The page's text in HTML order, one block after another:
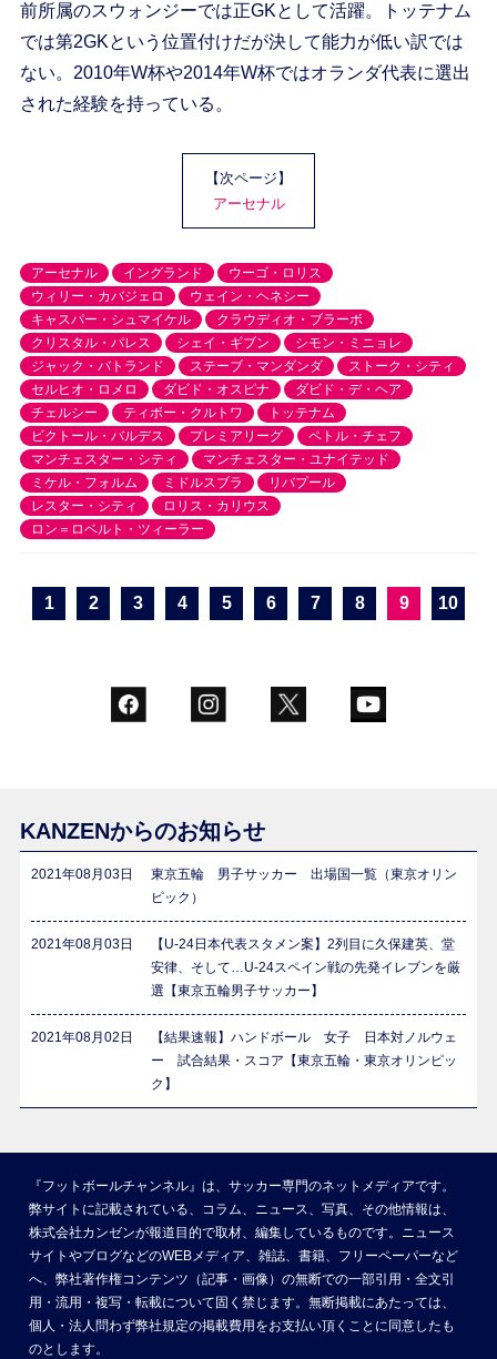
前所属のスウォンジーでは正GKとして活躍。トッテナム
では第2GKという位置付けだが決して能力が低い訳では
ない。2010年W杯や2014年W杯ではオランダ代表に選出
された経験を持っている。
【次ページ】
アーセナル
アーセナル イングランド
ウーゴ・ロリス
ウィリー・カバジェロ
ウェイン・ヘネシー
キャスパー・シュマイケル
クラウディオ・ブラーボ
クリスタル・パレス
シェイ・ギブン
シモン・ミニョレ
ジャック・バトランド
ステーブ・マンダンダ
ストーク・シティ
セルヒオ・ロメロ
ダビド・オスピナ
ダビド・デ・ヘア
チェルシー
ティボー・クルトワ
トッテナム
ビクトール・バルデス
プレミアリーグ
ペトル・チェフ
マンチェスター・シティ
マンチェスター・ユナイテッド
ミケル・フォルム
ミドルスブラ
リバプール
レスター・シティ
ロリス・カリウス
ロン＝ロベルト・ツィーラー
1 2 3 4 5 6 7 8 9 10
KANZENからのお知らせ
2021年08月03日
東京五輪 男子サッカー 出場国一覧（東京オリン
ピック）
2021年08月03日
【U-24日本代表スタメン案】2列目に久保建英、堂
安律、そして…U-24スペイン戦の先発イレブンを厳
選【東京五輪男子サッカー】
2021年08月02日
【結果速報】ハンドボール 女子 日本対ノルウェ
ー 試合結果・スコア【東京五輪・東京オリンピッ
ク】
『フットボールチャンネル』は、サッカー専門のネットメディアです。
弊サイトに記載されている、コラム、ニュース、写真、その他情報は、
株式会社カンゼンが報道目的で取材、編集しているものです。ニュース
サイトやブログなどのWEBメディア、雑誌、書籍、フリーペーパーなど
へ、弊社著作権コンテンツ（記事・画像）の無断での一部引用・全文引
用・流用・複写・転載について固く禁じます。無断掲載にあたっては、
個人・法人問わず弊社規定の掲載費用をお支払い頂くことに同意したも
のとします。